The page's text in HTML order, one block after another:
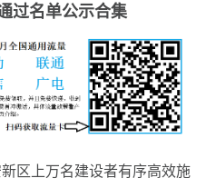
过名单公示合集
上万名建设者有序高效施